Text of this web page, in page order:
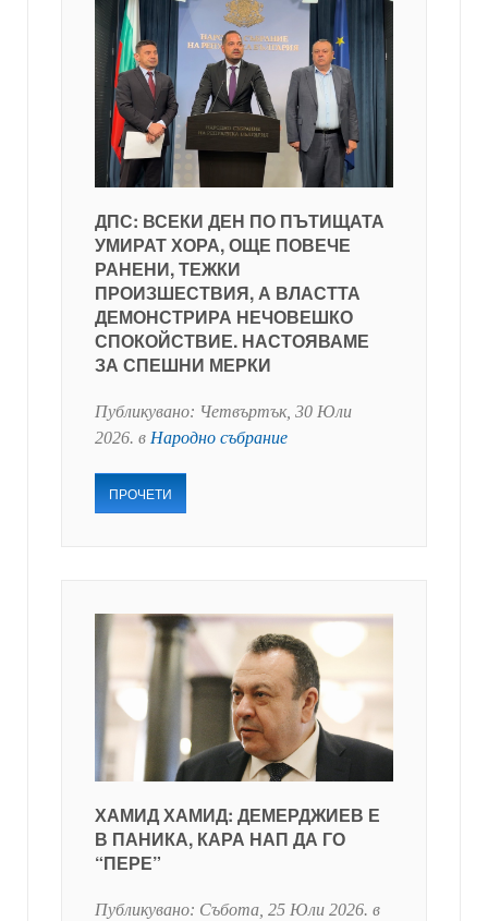
ДПС: ВСЕКИ ДЕН ПО ПЪТИЩАТА
УМИРАТ ХОРА, ОЩЕ ПОВЕЧЕ
РАНЕНИ, ТЕЖКИ
ПРОИЗШЕСТВИЯ, А ВЛАСТТА
ДЕМОНСТРИРА НЕЧОВЕШКО
СПОКОЙСТВИЕ. НАСТОЯВАМЕ
ЗА СПЕШНИ МЕРКИ
Публикувано: Четвъртък, 30 Юли
2026. в Народно събрание
ПРОЧЕТИ
ХАМИД ХАМИД: ДЕМЕРДЖИЕВ Е
В ПАНИКА, КАРА НАП ДА ГО
“ПЕРЕ”
Публикувано: Събота, 25 Юли 2026. в